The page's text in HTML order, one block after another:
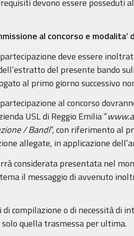
al concorso e
deve essere
del presente bando
al primo giorno successivo
al concorso
USL di Reggio Emilia “
/ Bandi”, con riferimento al
allegate, in applicazione
considerata presentata nel
il messaggio di avvenuto
di compilazione o di necessità di
quella trasmessa per ultima.